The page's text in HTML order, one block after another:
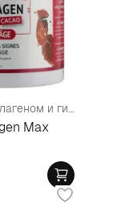
Напиток с коллагеном и гиалуроновой кислотой "Какао"
Max